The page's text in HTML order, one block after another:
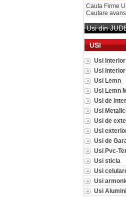
Cauta Firme
Cautare
Usi din
USI
Usi Interior
Usi interior
Usi Lemn
Usi Lemn
Usi de
Usi
Usi de
Usi
Usi de
Usi Pvc-
Usi sticla
Usi
Usi
Usi